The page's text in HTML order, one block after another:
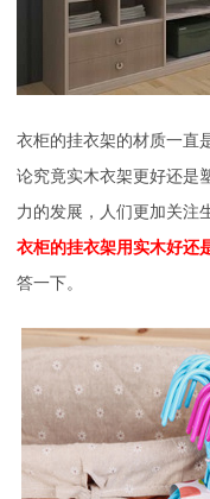
衣柜的挂衣架的材质一直
论究竟实木衣架更好还是
力的发展，人们更加关注
衣柜的挂衣架用实木好还
答一下。